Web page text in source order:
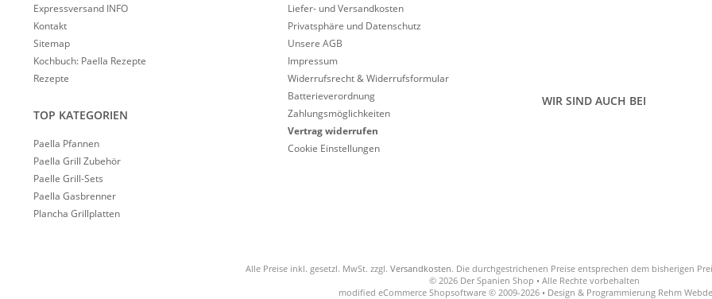
Expressversand INFO
Kontakt
Sitemap
Kochbuch: Paella Rezepte
Rezepte
TOP KATEGORIEN
Paella Pfannen
Paella Grill Zubehör
Paelle Grill-Sets
Paella Gasbrenner
Plancha Grillplatten
Liefer- und Versandkosten
Privatsphäre und Datenschutz
Unsere AGB
Impressum
Widerrufsrecht & Widerrufsformular
Batterieverordnung
Zahlungsmöglichkeiten
Vertrag widerrufen
Cookie Einstellungen
WIR SIND AUCH BEI
Alle Preise inkl. gesetzl. MwSt. zzgl. Versandkosten. Die durchgestrichenen Preise entsprechen dem bisherigen
© 2026 Der Spanien Shop • Alle Rechte vorbehalten
modified eCommerce Shopsoftware © 2009-2026 • Design & Programmierung Rehm